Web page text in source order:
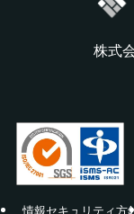
株式
情報セキュリティ方